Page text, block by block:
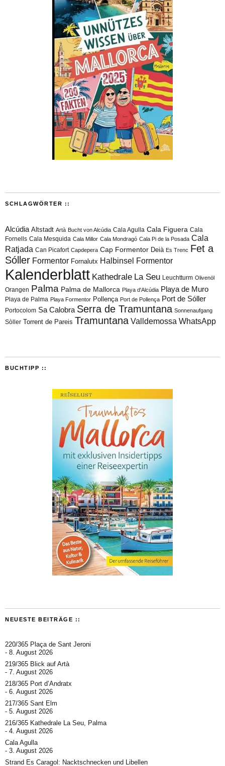
SCHLAGWÖRTER ::
Alcúdia Altstadt Artà Bucht von Alcúdia Cala Agulla Cala Figuera Cala
Fornells Cala Mesquida Cala Millor Cala Mondragó Cala Pi de la Posada Cala
Ratjada Can Picafort Capdepera Cap Formentor Deià Es Trenc Fet a
Sóller Formentor Fornalutx Halbinsel Formentor
Kalenderblatt Kathedrale La Seu Leuchtturm Olivenöl
Orangen Palma Palma de Mallorca Playa d'Alcúdia Playa de Muro
Playa de Palma Playa Formentor Pollença Port de Pollença Port de Sóller
Portocolom Sa Calobra Serra de Tramuntana Sonnenaufgang
Sòller Torrent de Pareis Tramuntana Valldemossa WhatsApp
BUCHTIPP ::
NEUESTE BEITRÄGE ::
220/365 Plaça de Sant Jeroni
8. August 2026
219/365 Blick auf Artà
7. August 2026
218/365 Port d’Andratx
6. August 2026
217/365 Sant Elm
5. August 2026
216/365 Kathedrale La Seu, Palma
4. August 2026
Cala Agulla
3. August 2026
Strand Es Caragol: Nacktschnecken und Libellen